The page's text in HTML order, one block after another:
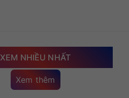
XEM NHIỀU NHẤT
Xem thêm